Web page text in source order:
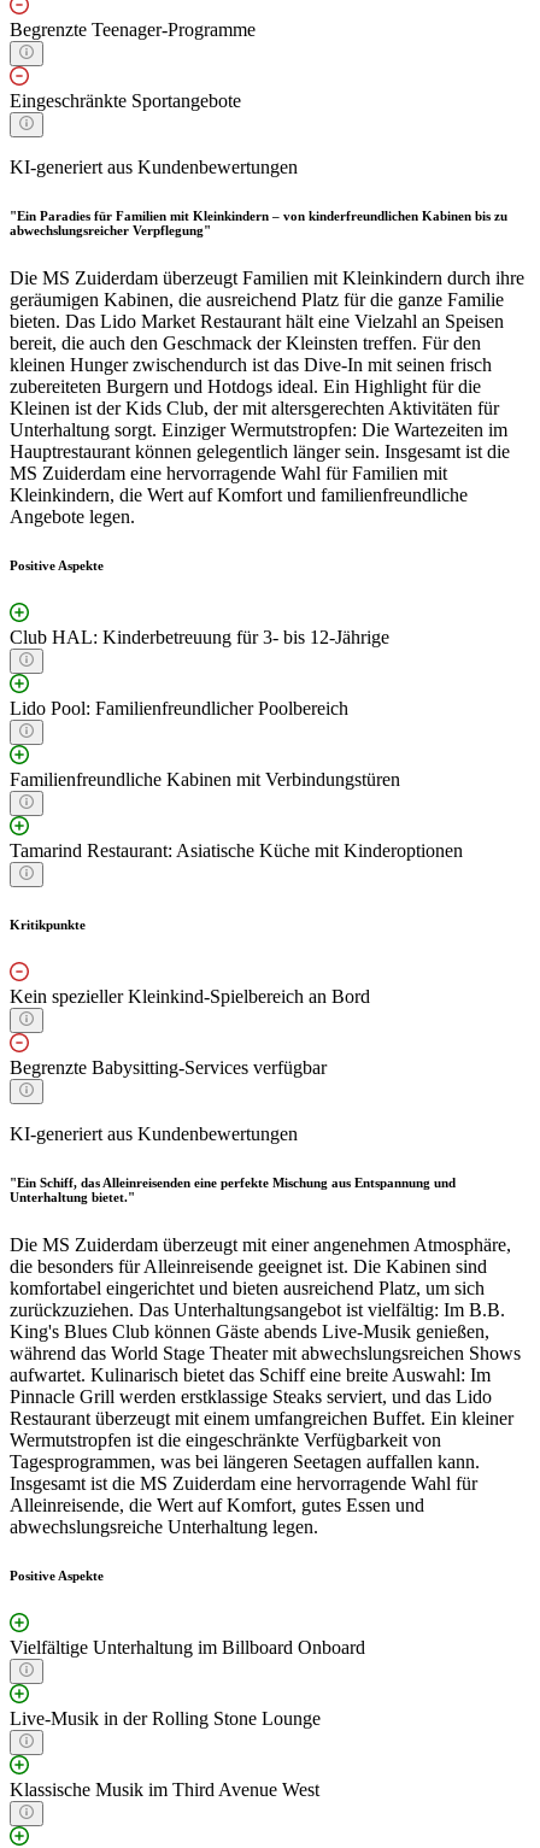
Begrenzte Teenager-Programme
Eingeschränkte Sportangebote
KI-generiert aus Kundenbewertungen
"Ein Paradies für Familien mit Kleinkindern – von kinderfreundlichen Kabinen bis zu
abwechslungsreicher Verpflegung"
Die MS Zuiderdam überzeugt Familien mit Kleinkindern durch ihre
geräumigen Kabinen, die ausreichend Platz für die ganze Familie
bieten. Das Lido Market Restaurant hält eine Vielzahl an Speisen
bereit, die auch den Geschmack der Kleinsten treffen. Für den
kleinen Hunger zwischendurch ist das Dive-In mit seinen frisch
zubereiteten Burgern und Hotdogs ideal. Ein Highlight für die
Kleinen ist der Kids Club, der mit altersgerechten Aktivitäten für
Unterhaltung sorgt. Einziger Wermutstropfen: Die Wartezeiten im
Hauptrestaurant können gelegentlich länger sein. Insgesamt ist die
MS Zuiderdam eine hervorragende Wahl für Familien mit
Kleinkindern, die Wert auf Komfort und familienfreundliche
Angebote legen.
Positive Aspekte
Club HAL: Kinderbetreuung für 3- bis 12-Jährige
Lido Pool: Familienfreundlicher Poolbereich
Familienfreundliche Kabinen mit Verbindungstüren
Tamarind Restaurant: Asiatische Küche mit Kinderoptionen
Kritikpunkte
Kein spezieller Kleinkind-Spielbereich an Bord
Begrenzte Babysitting-Services verfügbar
KI-generiert aus Kundenbewertungen
"Ein Schiff, das Alleinreisenden eine perfekte Mischung aus Entspannung und
Unterhaltung bietet."
Die MS Zuiderdam überzeugt mit einer angenehmen Atmosphäre,
die besonders für Alleinreisende geeignet ist. Die Kabinen sind
komfortabel eingerichtet und bieten ausreichend Platz, um sich
zurückzuziehen. Das Unterhaltungsangebot ist vielfältig: Im B.B.
King's Blues Club können Gäste abends Live-Musik genießen,
während das World Stage Theater mit abwechslungsreichen Shows
aufwartet. Kulinarisch bietet das Schiff eine breite Auswahl: Im
Pinnacle Grill werden erstklassige Steaks serviert, und das Lido
Restaurant überzeugt mit einem umfangreichen Buffet. Ein kleiner
Wermutstropfen ist die eingeschränkte Verfügbarkeit von
Tagesprogrammen, was bei längeren Seetagen auffallen kann.
Insgesamt ist die MS Zuiderdam eine hervorragende Wahl für
Alleinreisende, die Wert auf Komfort, gutes Essen und
abwechslungsreiche Unterhaltung legen.
Positive Aspekte
Vielfältige Unterhaltung im Billboard Onboard
Live-Musik in der Rolling Stone Lounge
Klassische Musik im Third Avenue West